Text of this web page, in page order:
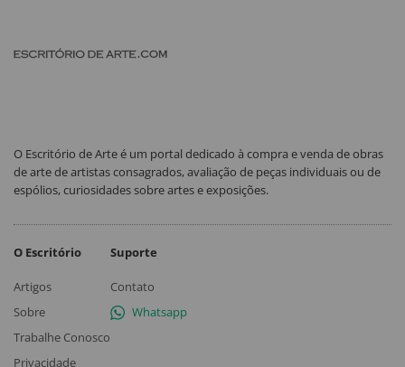
O Escritório de Arte é um portal dedicado à compra e venda de obras
de arte de artistas consagrados, avaliação de peças individuais ou de
espólios, curiosidades sobre artes e exposições.
O Escritório
Artigos
Sobre
Trabalhe Conosco
Privacidade
Suporte
Contato
Whatsapp